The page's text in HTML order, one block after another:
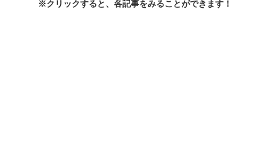
※クリックすると、各記事をみることができます！